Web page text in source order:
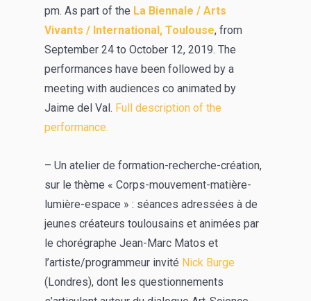
pm. As part of the La Biennale / Arts
Vivants / International, Toulouse, from
September 24 to October 12, 2019. The
performances have been followed by a
meeting with audiences co animated by
Jaime del Val. Full description of the
performance.
– Un atelier de formation-recherche-création,
sur le thème « Corps-mouvement-matière-
lumière-espace » : séances adressées à de
jeunes créateurs toulousains et animées par
le chorégraphe Jean-Marc Matos et
l’artiste/programmeur invité Nick Burge
(Londres), dont les questionnements